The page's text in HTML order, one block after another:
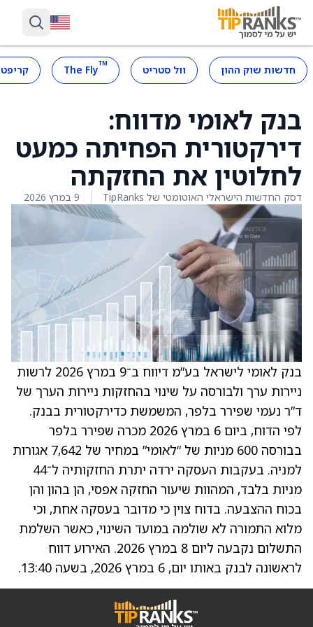
חדשות שוק ההון וול סטריט ™
The Fly
בנק לאומי מדווח:
דירקטורית הפחיתה כמעט
לחלוטין את החזקתה
דסק החדשות הישראלי האוטומטי של TipRanks 9 במרץ 2026
בנק לאומי לישראל בע”מ דיווח ב־9 במרץ 2026 לרשות
ניירות ערך ולבורסה על שינוי בהחזקות ניירות הערך של
ד”ר נעמי שפירר בלפר, המשמשת כדירקטורית בבנק.
לפי הדוח, ביום 6 במרץ 2026 מכרה שפירר בלפר
בבורסה 600 מניות של “לאומי” במחיר של 7,642 אגורות
למניה. בעקבות העסקה ירדה יתרת החזקותיה ל־44
מניות בלבד, המהוות שיעור החזקה אפסי, הן בהון והן
בכוח ההצבעה. בדוח צוין כי מדובר בעסקה אחת, וכי
מלוא התמורה לא שולמה במועד השינוי, כאשר השלמת
התשלום נקבעה ליום 8 במרץ 2026. האירוע דווח
לראשונה לבנק באותו יום, 6 במרץ 2026, בשעה 13:40.